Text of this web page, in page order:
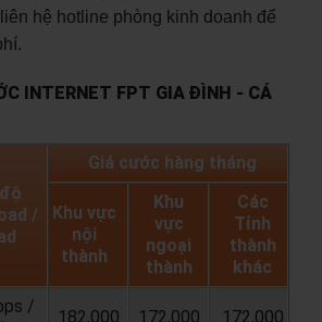
hệ hotline phòng kinh doanh để
INTERNET FPT GIA ĐÌNH - CÁ
/
Giá cước hàng tháng
Khu vực
nội
thành
Khu
vực
ngoại
thành
Các
Tỉnh
thành
khác
/
182,000 172,000 172,000